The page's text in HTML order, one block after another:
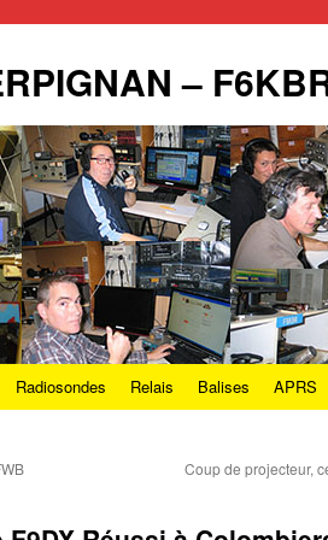
–
Radiosondes Relais Balises APRS
Coup de projecteur,